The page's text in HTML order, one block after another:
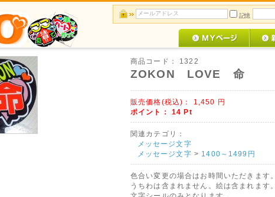
記憶
商品コード： 1322
ZOKON LOVE 命
販売価格(税込)： 1,450 円
ポイント： 14 Pt
関連カテゴリ：
メッセージ文字
メッセージ文字 > 1400～1499円
色合い変更の場合はお時間いただきます。
うちわは含まれません。絵は含まれます。